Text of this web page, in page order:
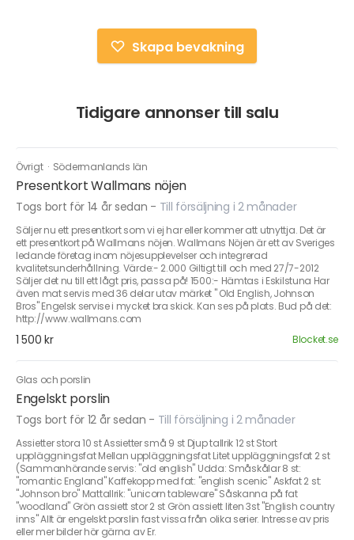
Skapa bevakning
Tidigare annonser till salu
Övrigt · Södermanlands län
Presentkort Wallmans nöjen
Togs bort för 14 år sedan - Till försäljning i 2 månader
Säljer nu ett presentkort som vi ej har eller kommer att utnyttja. Det är
ett presentkort på Wallmans nöjen. Wallmans Nöjen är ett av Sveriges
ledande företag inom nöjesupplevelser och integrerad
kvalitetsunderhållning. Värde:- 2.000 Giltigt till och med 27/7-2012
Säljer det nu till ett lågt pris, passa på! 1500:- Hämtas i Eskilstuna Har
även mat servis med 36 delar utav märket " Old English, Johnson
Bros" Engelsk servise i mycket bra skick. Kan ses på plats. Bud på det:
http://www.wallmans.com
1 500 kr Blocket.se
Glas och porslin
Engelskt porslin
Togs bort för 12 år sedan - Till försäljning i 2 månader
Assietter stora 10 st Assietter små 9 st Djup tallrik 12 st Stort
uppläggningsfat Mellan uppläggningsfat Litet uppläggningsfat 2 st
(Sammanhörande servis: "old english" Udda: Småskålar 8 st:
"romantic England" Kaffekopp med fat: "english scenic" Askfat 2 st:
"Johnson bro" Mattallrik: "unicorn tableware" Såskanna på fat
"woodland" Grön assiett stor 2 st Grön assiett liten 3st "English country
inns" Allt är engelskt porslin fast vissa från olika serier. Intresse av pris
eller mer bilder hör gärna av Er.